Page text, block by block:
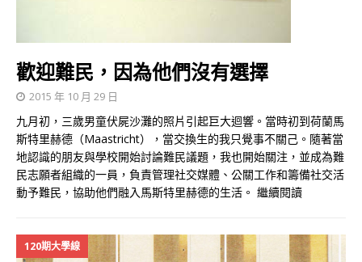
歡迎難民，因為他們沒有選擇
2015 年 10 月 29 日
九月初，三歲男童伏屍沙灘的照片引起巨大迴響。當時初到荷蘭馬
斯特里赫德（Maastricht），當交換生的我只覺事不關己。隨著當
地認識的朋友與學校開始討論難民議題，我也開始關注，並成為難
民志願者組織的一員，負責管理社交媒體、公關工作和籌備社交活
動予難民，協助他們融入馬斯特里赫德的生活。 繼續閱讀
120期大學線